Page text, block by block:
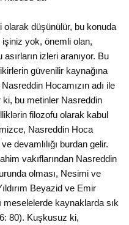
olarak düşünülür, bu konuda
yok, önemli olan,
izleri aranıyor. Bu
güvenilir kaynağına
Hocamızın adı ile
ki, bu metinler Nasreddin
filozofu olarak kabul
Nasreddin Hoca
devamlılığı burdan gelir.
vakıflarından Nasreddin
olması, Nesimi ve
Beyazid ve Emir
meselelerde kaynaklarda sık
80). Kuşkusuz ki,